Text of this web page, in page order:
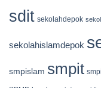
sdit sekolahdepok
sekolahislamdepok
smpislam smpit